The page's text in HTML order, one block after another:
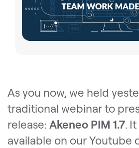
As you now, we held
traditional webinar to
release: Akeneo PIM 1.7.
available on our Youtube